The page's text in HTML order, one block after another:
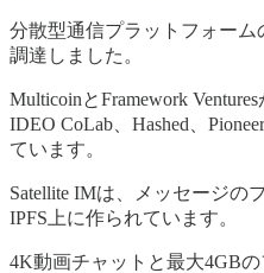
分散型通信プラットフォーム
調達しました。
MulticoinとFramework Ventures
IDEO CoLab、Hashed、
ています。
Satellite IMは、メッセージの
IPFS上に作られています。
4K動画チャットと最大4GB